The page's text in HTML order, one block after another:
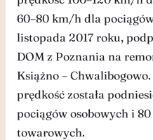
60–80 km/h dla
listopada 2017 roku,
DOM z Poznania na
Książno –
prędkość została
pociągów osobowych i
towarowych.